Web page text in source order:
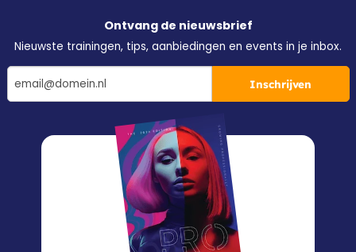
Ontvang de nieuwsbrief
Nieuwste trainingen, tips, aanbiedingen en events in je inbox.
Inschrijven